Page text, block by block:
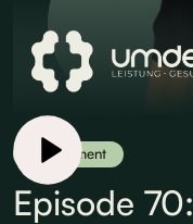
Supplement
Episode 70: